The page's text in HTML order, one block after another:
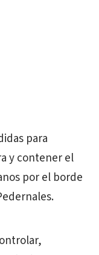
para
y contener el
por el borde